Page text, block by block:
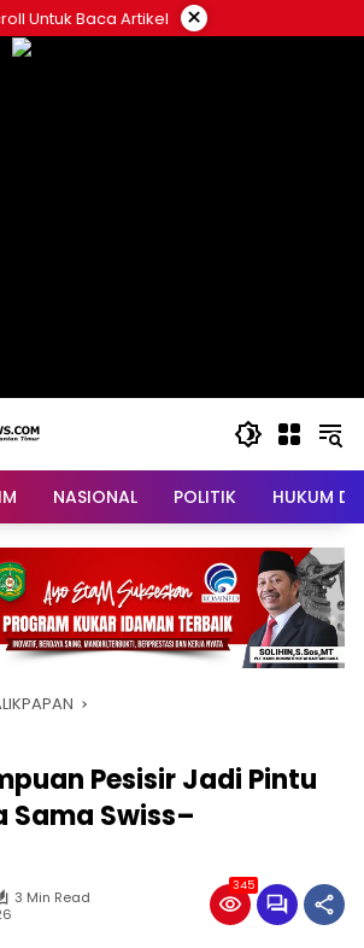
Untuk Baca Artikel ×
NASIONAL POLITIK HUKUM
Pesisir Jadi Pintu
Sama Swiss–
3 Min Read
345